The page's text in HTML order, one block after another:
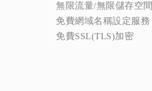
無限流量/無限儲存空間
免費網域名稱設定服務
免費SSL(TLS)加密